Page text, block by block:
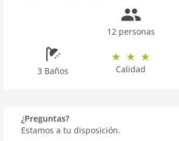
12 personas
3 Baños Calidad
¿Preguntas?
Estamos a tu disposición.